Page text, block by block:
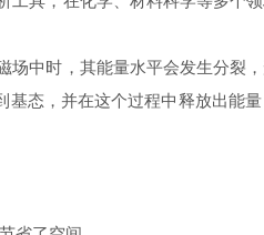
中时，其能量水平会发生分裂
态，并在这个过程中释放出能